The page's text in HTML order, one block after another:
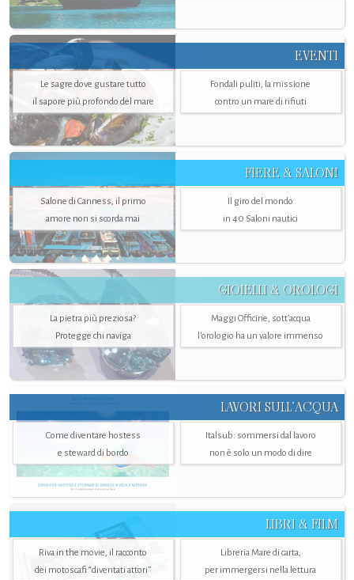
EVENTI
Le sagre dove gustare tutto
il sapore più profondo del mare
Fondali puliti, la missione
contro un mare di rifiuti
FIERE & SALONI
Salone di Canness, il primo
amore non si scorda mai
Il giro del mondo
in 40 Saloni nautici
GIOIELLI & OROLOGI
La pietra più preziosa?
Protegge chi naviga
Maggi Officine, sott’acqua
l'orologio ha un valore immenso
LAVORI SULL’ACQUA
Come diventare hostess
e steward di bordo
Italsub: sommersi dal lavoro
non è solo un modo di dire
LIBRI & FILM
Riva in the movie, il racconto
dei motoscafi “diventati attori”
Libreria Mare di carta,
per immergersi nella lettura